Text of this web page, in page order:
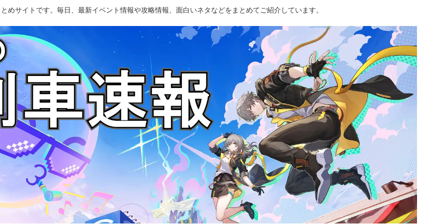
めサイトです。毎日、最新イベント情報や攻略情報、面白いネタなどをまとめてご紹介しています。